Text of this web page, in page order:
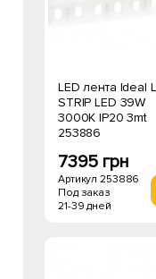
LED лента Ideal
STRIP LED 39W
3000K IP20 3mt
253886
7395 грн
Артикул 253886
Под заказ
21-39 дней